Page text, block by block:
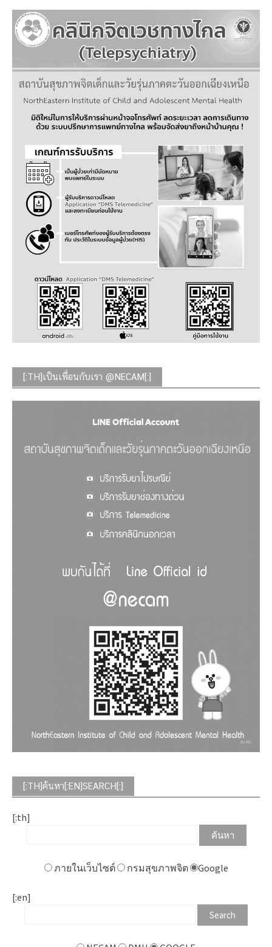
[:TH]เป็นเพื่อนกับเรา @NECAM[:]
[:TH]ค้นหา[:EN]SEARCH[:]
[:th]
ภายในเว็บไซต์ กรมสุขภาพจิต Google
[:en]